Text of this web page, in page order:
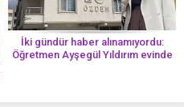
İki gündür haber alınamıyordu:
Öğretmen Ayşegül Yıldırım evinde